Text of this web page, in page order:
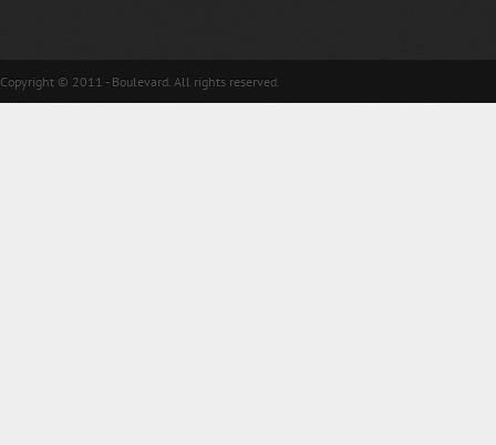
Copyright © 2011 - Boulevard. All rights reserved.